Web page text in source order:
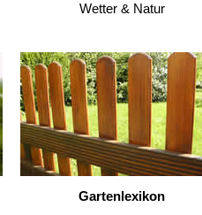
Wetter & Natur
Gartenlexikon